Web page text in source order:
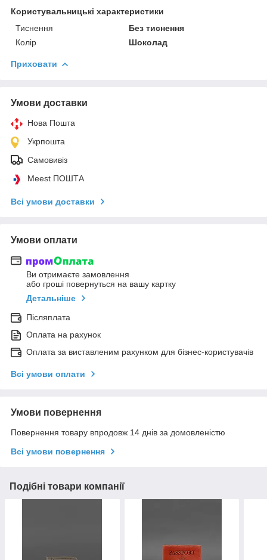
Користувальницькі характеристики
Тиснення
Без тиснення
Колір
Шоколад
Приховати
Умови доставки
Нова Пошта
Укрпошта
Самовивіз
Meest ПОШТА
Всі умови доставки
Умови оплати
Ви отримаєте замовлення
або гроші повернуться на вашу картку
Детальніше
Післяплата
Оплата на рахунок
Оплата за виставленим рахунком для бізнес-користувачів
Всі умови оплати
Умови повернення
Повернення товару впродовж 14 днів за домовленістю
Всі умови повернення
Подібні товари компанії